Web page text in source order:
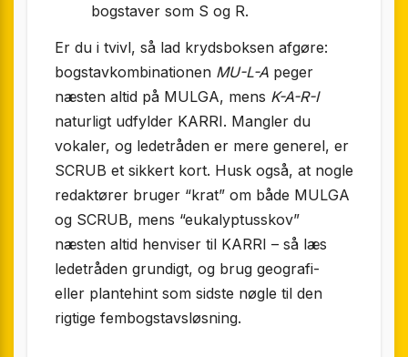
bogstaver som S og R.
Er du i tvivl, så lad krydsboksen afgøre:
bogstavkombinationen MU-L-A peger
næsten altid på MULGA, mens K-A-R-I
naturligt udfylder KARRI. Mangler du
vokaler, og ledetråden er mere generel, er
SCRUB et sikkert kort. Husk også, at nogle
redaktører bruger “krat” om både MULGA
og SCRUB, mens “eukalyptusskov”
næsten altid henviser til KARRI – så læs
ledetråden grundigt, og brug geografi-
eller plantehint som sidste nøgle til den
rigtige fembogstavsløsning.